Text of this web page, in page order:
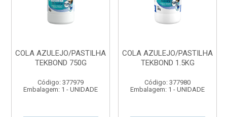
COLA AZULEJO/PASTILHA
TEKBOND 750G
Código: 377979
Embalagem: 1 - UNIDADE
COLA AZULEJO/PASTILHA
TEKBOND 1.5KG
Código: 377980
Embalagem: 1 - UNIDADE